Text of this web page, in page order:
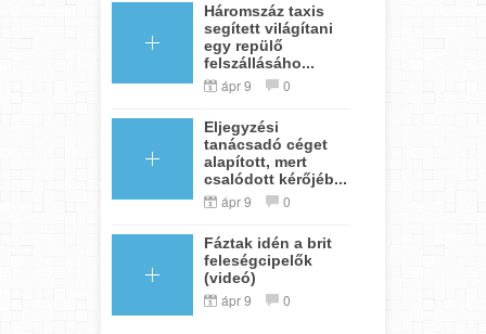
Háromszáz taxis
segített világítani
egy repülő
felszállásáho...
ápr 9 0
Eljegyzési
tanácsadó céget
alapított, mert
csalódott kérőjéb...
ápr 9 0
Fáztak idén a brit
feleségcipelők
(videó)
ápr 9 0